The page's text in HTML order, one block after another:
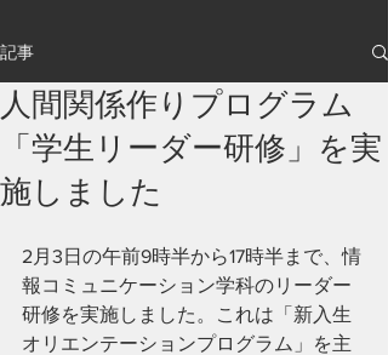
記事
人間関係作りプログラム
「学生リーダー研修」を実
施しました
2月3日の午前9時半から17時半まで、情
報コミュニケーション学科のリーダー
研修を実施しました。これは「新入生
オリエンテーションプログラム」を主